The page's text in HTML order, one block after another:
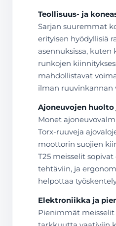
Teollisuus- ja
Sarjan suuremmat
erityisen hyödyllisiä
asennuksissa,
runkojen
mahdollistavat
ilman ruuvinkannan
Ajoneuvojen huolto
Monet
Torx-ruuveja
moottorin suojien
T25 meisselit
tehtäviin, ja
helpottaa
Elektroniikka ja
Pienimmät meisselit